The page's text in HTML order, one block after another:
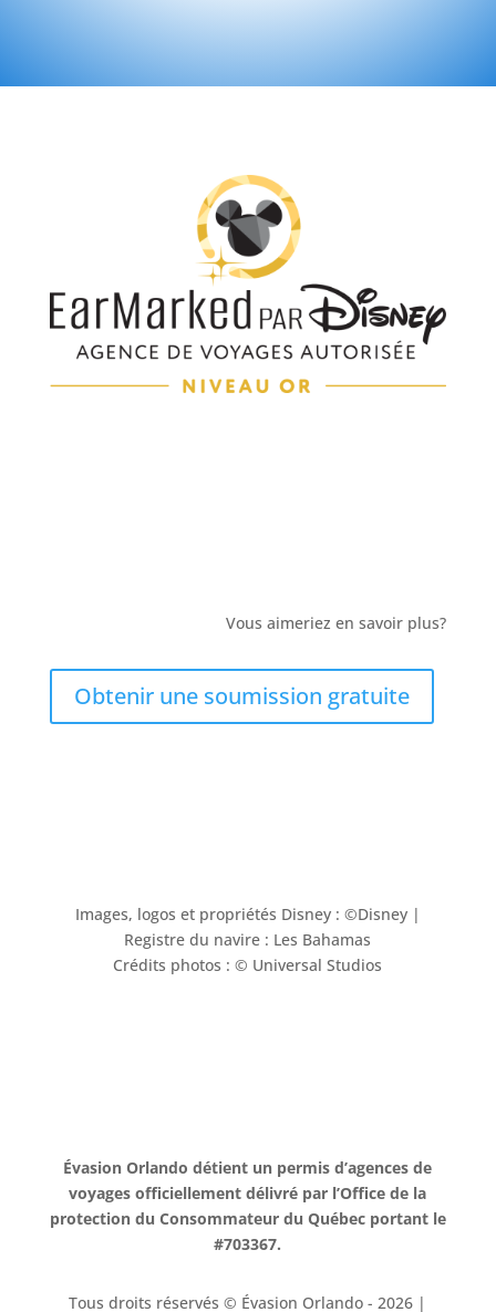
Vous aimeriez en savoir plus?
Obtenir une soumission gratuite
Images, logos et propriétés Disney : ©Disney |
Registre du navire : Les Bahamas
Crédits photos : © Universal Studios
Évasion Orlando détient un permis d’agences de
voyages officiellement délivré par l’Office de la
protection du Consommateur du Québec portant le
#703367.
Tous droits réservés © Évasion Orlando - 2026 |